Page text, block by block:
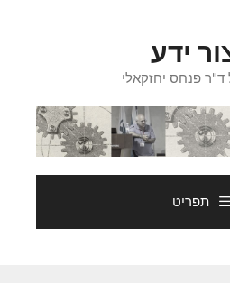
ידע
פנחס יחזקאלי
תפריט